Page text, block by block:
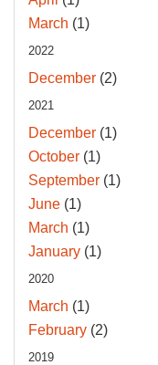
March (1)
2022
December (2)
2021
December (1)
October (1)
September (1)
June (1)
March (1)
January (1)
2020
March (1)
February (2)
2019